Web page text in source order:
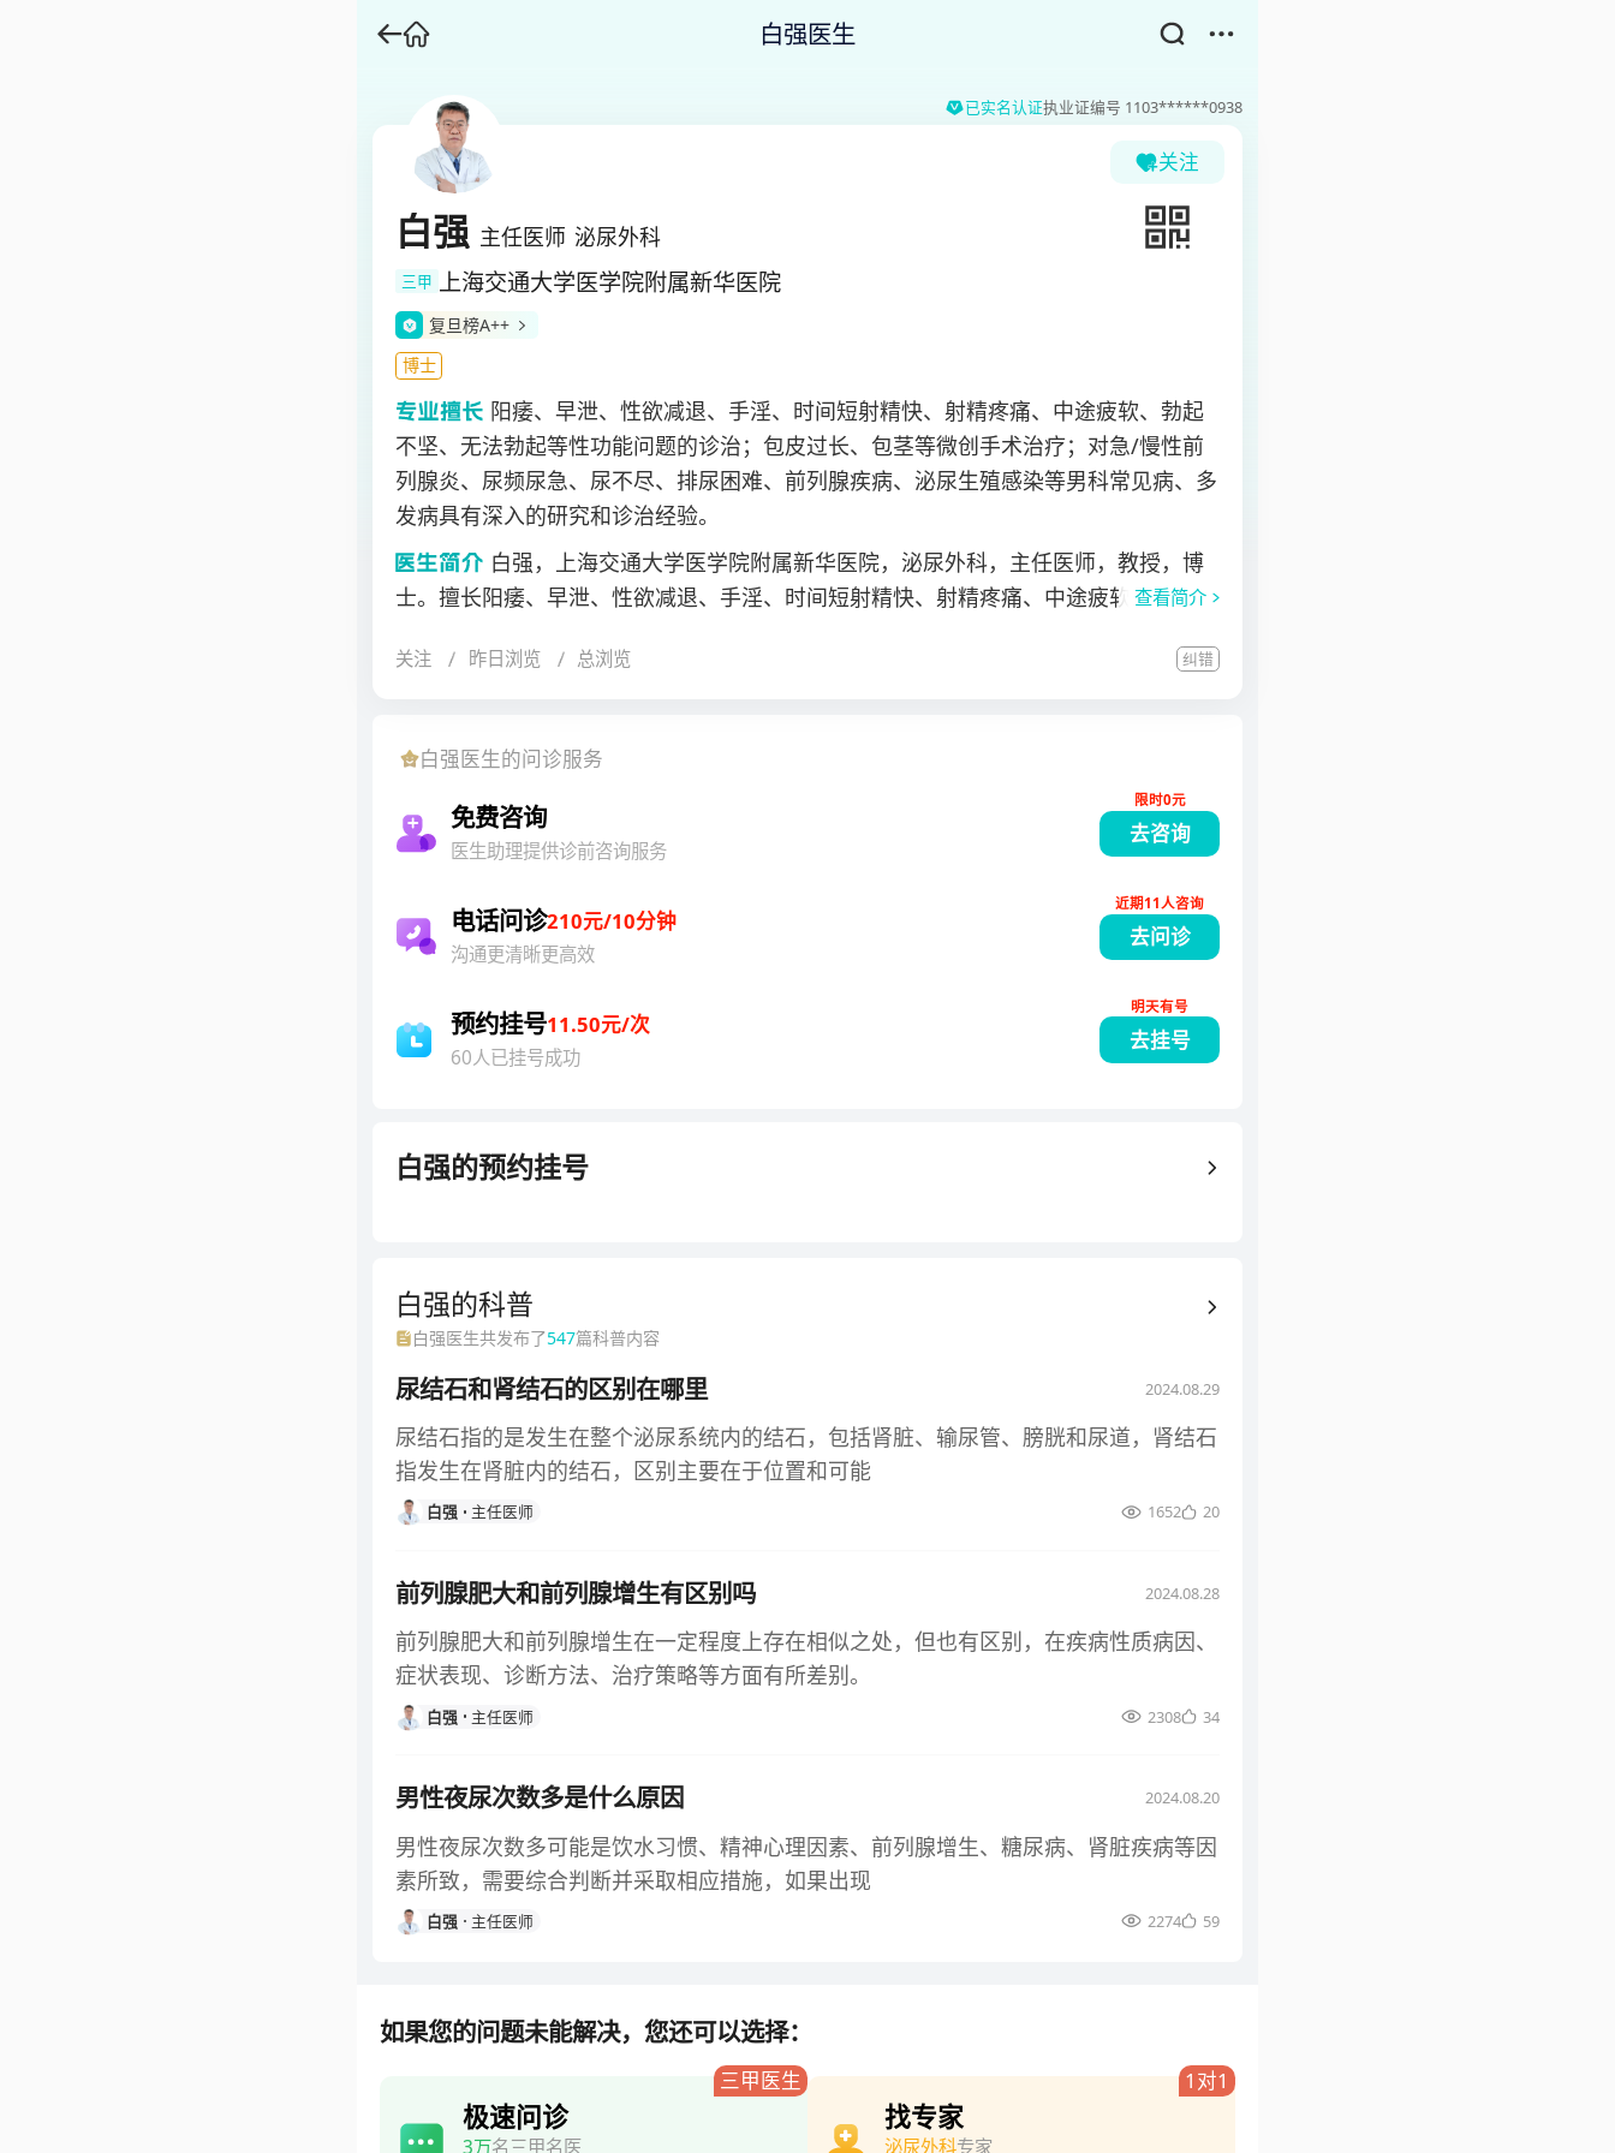
白强医生
已实名认证执业证编号 1103******0938
关注
白强 主任医师 泌尿外科
三甲 上海交通大学医学院附属新华医院
复旦榜A++
博士
阳痿、早泄、性欲减退、手淫、时间短射精快、射精疼痛、中途疲软、勃起
不坚、无法勃起等性功能问题的诊治；包皮过长、包茎等微创手术治疗；对急/慢性前
列腺炎、尿频尿急、尿不尽、排尿困难、前列腺疾病、泌尿生殖感染等男科常见病、多
发病具有深入的研究和诊治经验。
白强，上海交通大学医学院附属新华医院，泌尿外科，主任医师，教授，博
士。擅长阳痿、早泄、性欲减退、手淫、时间短射精快、射精疼痛、中途疲软、勃起不
腺炎、尿频尿急、尿不尽、排尿困难、前列腺疾病、泌尿生殖感染等男科常见病、多发
泌尿疾病有着丰富的经验，尤其是在阳痿、早泄、勃起功能障碍等男性性功能障碍、前
列腺疾病的诊治进行了深入的临床和科研研究。2004年于上海交通大学医学院获得博
士学位。在国家级核心期刊发表论文三十余篇。专著副主编1部，参编8部。任中国中医
起功能障碍学组副组长、上海市中西医结合学会常务委员、上海市中医药学会常务委
员、上海市泌尿外科会诊咨询中心专家。
查看简介
关注 昨日浏览 总浏览 纠错
白强医生的问诊服务
免费咨询
医生助理提供诊前咨询服务
去咨询
限时0元
电话问诊210元/10分钟
沟通更清晰更高效
去问诊
近期11人咨询
预约挂号11.50元/次
60人已挂号成功
去挂号
明天有号
白强的预约挂号
白强的科普
白强医生共发布了547篇科普内容
尿结石和肾结石的区别在哪里 2024.08.29
尿结石指的是发生在整个泌尿系统内的结石，包括肾脏、输尿管、膀胱和尿道，肾结石
指发生在肾脏内的结石，区别主要在于位置和可能
白强 主任医师 1652 20
前列腺肥大和前列腺增生有区别吗 2024.08.28
前列腺肥大和前列腺增生在一定程度上存在相似之处，但也有区别，在疾病性质病因、
症状表现、诊断方法、治疗策略等方面有所差别。
白强 主任医师 2308 34
男性夜尿次数多是什么原因 2024.08.20
男性夜尿次数多可能是饮水习惯、精神心理因素、前列腺增生、糖尿病、肾脏疾病等因
素所致，需要综合判断并采取相应措施，如果出现
白强 主任医师 2274 59
如果您的问题未能解决，您还可以选择：
三甲医生
极速问诊
1对1
找专家